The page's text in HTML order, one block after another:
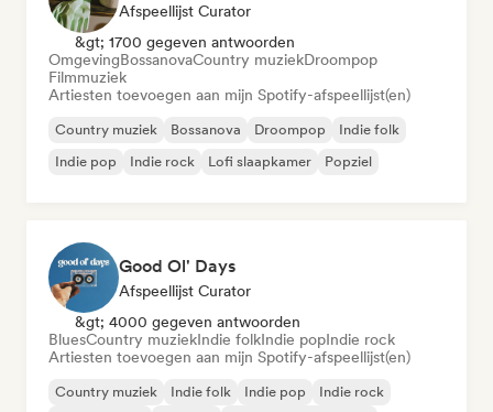
Afspeellijst Curator
&gt; 1700 gegeven antwoorden
OmgevingBossanovaCountry muziekDroompop
Filmmuziek
Artiesten toevoegen aan mijn Spotify-afspeellijst(en)
Country muziek Bossanova Droompop
Indie folk
Indie pop
Indie rock Lofi slaapkamer Popziel
Good Ol' Days
Afspeellijst Curator
&gt; 4000 gegeven antwoorden
BluesCountry muziekIndie folkIndie popIndie rock
Artiesten toevoegen aan mijn Spotify-afspeellijst(en)
Country muziek Indie folk Indie pop
Indie rock